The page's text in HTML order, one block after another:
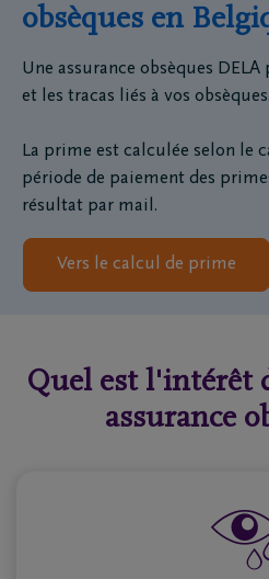
obsèques en
Une assurance obsèques
et les tracas liés à vos obsèques.
La prime est calculée selon le
période de paiement des
résultat par mail.
Vers le calcul de prime
Quel est l'intérêt
assurance